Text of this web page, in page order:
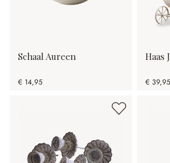
Schaal Aureen
€ 14,95
Haas
€ 39,95